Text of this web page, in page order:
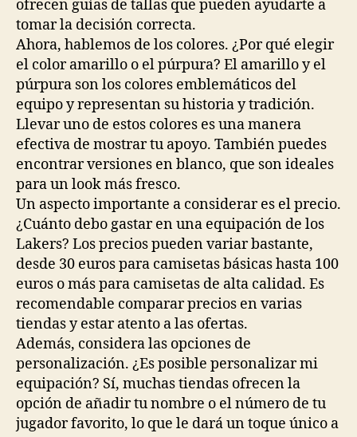
ofrecen guías de tallas que pueden ayudarte a
tomar la decisión correcta.
Ahora, hablemos de los colores. ¿Por qué elegir
el color amarillo o el púrpura? El amarillo y el
púrpura son los colores emblemáticos del
equipo y representan su historia y tradición.
Llevar uno de estos colores es una manera
efectiva de mostrar tu apoyo. También puedes
encontrar versiones en blanco, que son ideales
para un look más fresco.
Un aspecto importante a considerar es el precio.
¿Cuánto debo gastar en una equipación de los
Lakers? Los precios pueden variar bastante,
desde 30 euros para camisetas básicas hasta 100
euros o más para camisetas de alta calidad. Es
recomendable comparar precios en varias
tiendas y estar atento a las ofertas.
Además, considera las opciones de
personalización. ¿Es posible personalizar mi
equipación? Sí, muchas tiendas ofrecen la
opción de añadir tu nombre o el número de tu
jugador favorito, lo que le dará un toque único a